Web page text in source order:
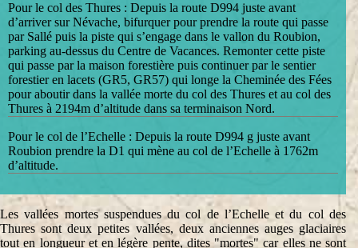
Pour le col des Thures : Depuis la route D994 juste avant
d’arriver sur Névache, bifurquer pour prendre la route qui passe
par Sallé puis la piste qui s’engage dans le vallon du Roubion,
parking au-dessus du Centre de Vacances. Remonter cette piste
qui passe par la maison forestière puis continuer par le sentier
forestier en lacets (GR5, GR57) qui longe la Cheminée des Fées
pour aboutir dans la vallée morte du col des Thures et au col des
Thures à 2194m d’altitude dans sa terminaison Nord.
Pour le col de l’Echelle : Depuis la route D994 g juste avant
Roubion prendre la D1 qui mène au col de l’Echelle à 1762m
d’altitude.
Les vallées mortes suspendues du col de l’Echelle et du col des
Thures sont deux petites vallées, deux anciennes auges glaciaires
tout en longueur et en légère pente, dites "mortes" car elles ne sont